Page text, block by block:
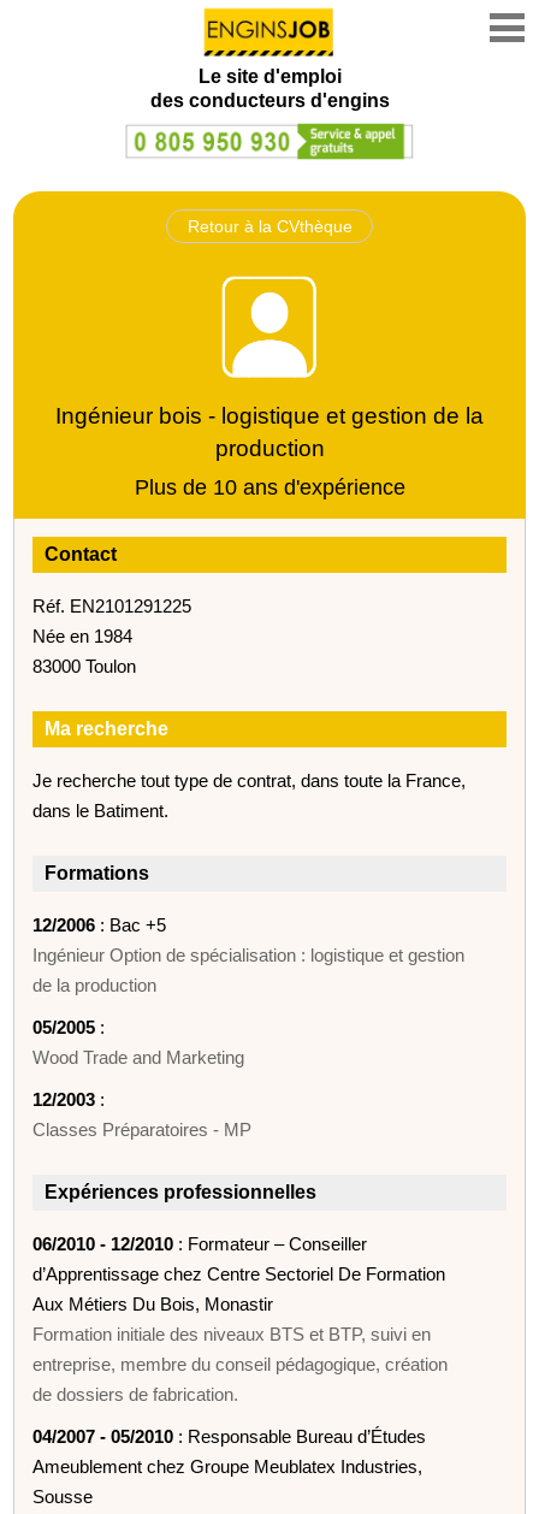
Le site d'emploi
des conducteurs d'engins
Retour à la CVthèque
Ingénieur bois - logistique et gestion de la
production
Plus de 10 ans d'expérience
Contact
Réf. EN2101291225
Née en 1984
83000 Toulon
Ma recherche
Je recherche tout type de contrat, dans toute la France,
dans le Batiment.
Formations
12/2006 : Bac +5
Ingénieur Option de spécialisation : logistique et gestion
de la production
05/2005 :
Wood Trade and Marketing
12/2003 :
Classes Préparatoires - MP
Expériences professionnelles
06/2010 - 12/2010 : Formateur – Conseiller
d’Apprentissage chez Centre Sectoriel De Formation
Aux Métiers Du Bois, Monastir
Formation initiale des niveaux BTS et BTP, suivi en
entreprise, membre du conseil pédagogique, création
de dossiers de fabrication.
04/2007 - 05/2010 : Responsable Bureau d’Études
Ameublement chez Groupe Meublatex Industries,
Sousse